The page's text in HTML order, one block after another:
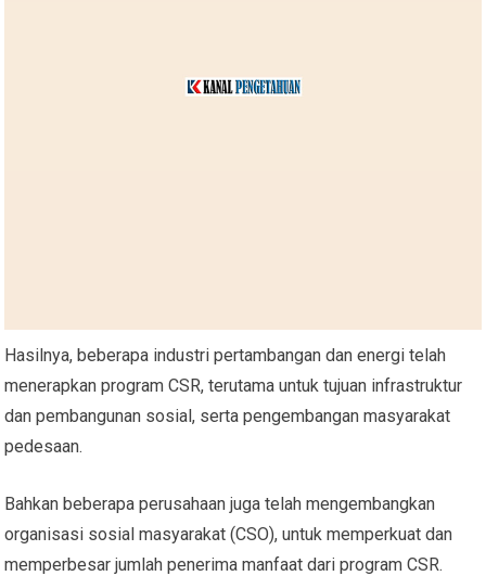
Hasilnya, beberapa industri pertambangan dan energi telah
menerapkan program CSR, terutama untuk tujuan infrastruktur
dan pembangunan sosial, serta pengembangan masyarakat
pedesaan.
Bahkan beberapa perusahaan juga telah mengembangkan
organisasi sosial masyarakat (CSO), untuk memperkuat dan
memperbesar jumlah penerima manfaat dari program CSR.